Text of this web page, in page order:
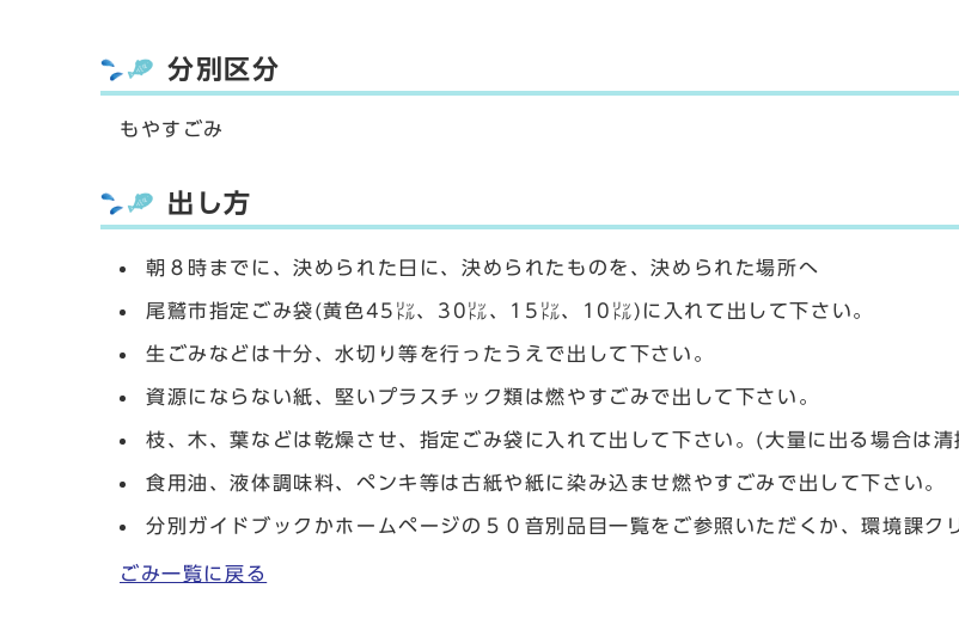
分別区分
もやすごみ
出し方
朝８時までに、決められた日に、決められたものを、決められた場所へ
尾鷲市指定ごみ袋(黄色45㍑、30㍑、15㍑、10㍑)に入れて出して下さい。
生ごみなどは十分、水切り等を行ったうえで出して下さい。
資源にならない紙、堅いプラスチック類は燃やすごみで出して下さい。
枝、木、葉などは乾燥させ、指定ごみ袋に入れて出して下さい。(大量に出る場合は
食用油、液体調味料、ペンキ等は古紙や紙に染み込ませ燃やすごみで出して下さい。
分別ガイドブックかホームページの５０音別品目一覧をご参照いただくか、環境課ク
ごみ一覧に戻る